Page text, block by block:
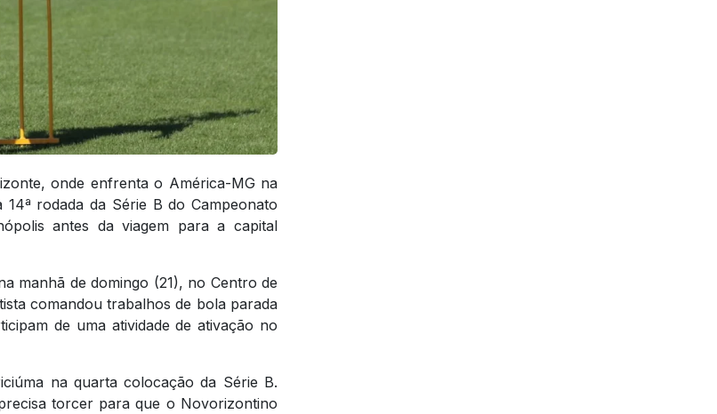
onde enfrenta o América-MG na
rodada da Série B do Campeonato
antes da viagem para a capital
manhã de domingo (21), no Centro de
comandou trabalhos de bola parada
de uma atividade de ativação no
na quarta colocação da Série B.
torcer para que o Novorizontino